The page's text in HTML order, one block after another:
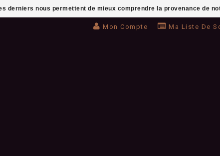
Mon Compte Ma Liste De
derniers nous permettent de mieux comprendre la provenance de